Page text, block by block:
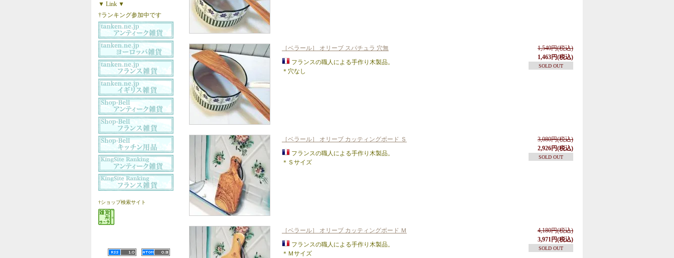
▼ Link ▼
†ランキング参加中です
†ショップ検索サイト
1,540円(税込)
1,463円(税込)
SOLD OUT
［ベラール］ オリーブ スパチュラ 穴無
フランスの職人による手作り木製品。
＊穴なし
3,080円(税込)
2,926円(税込)
SOLD OUT
［ベラール］ オリーブ カッティングボード Ｓ
フランスの職人による手作り木製品。
＊Ｓサイズ
4,180円(税込)
3,971円(税込)
SOLD OUT
［ベラール］ オリーブ カッティングボード Ｍ
フランスの職人による手作り木製品。
＊Ｍサイズ